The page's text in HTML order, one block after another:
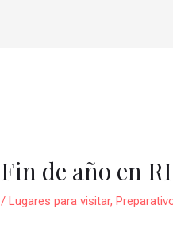
Fin de año en
/Lugares para visitar,